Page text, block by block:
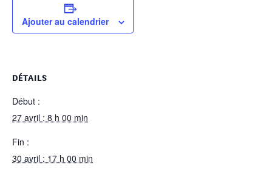
Ajouter au calendrier
DÉTAILS
Début :
27 avril : 8 h 00 min
Fin :
30 avril : 17 h 00 min